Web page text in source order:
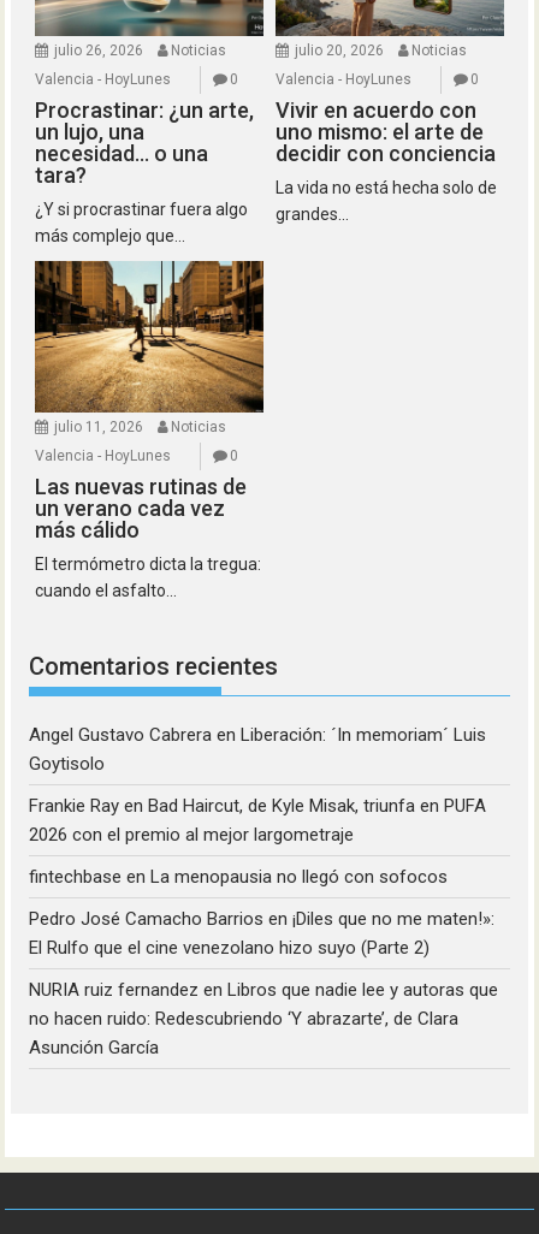
julio 26, 2026
Noticias
Valencia - HoyLunes
0
Procrastinar: ¿un arte,
un lujo, una
necesidad… o una
tara?
¿Y si procrastinar fuera algo
más complejo que...
julio 20, 2026
Noticias
Valencia - HoyLunes
0
Vivir en acuerdo con
uno mismo: el arte de
decidir con conciencia
La vida no está hecha solo de
grandes...
julio 11, 2026
Noticias
Valencia - HoyLunes
0
Las nuevas rutinas de
un verano cada vez
más cálido
El termómetro dicta la tregua:
cuando el asfalto...
Comentarios recientes
Angel Gustavo Cabrera enLiberación: ´In memoriam´ Luis
Goytisolo
Frankie Ray enBad Haircut, de Kyle Misak, triunfa en PUFA
2026 con el premio al mejor largometraje
fintechbase enLa menopausia no llegó con sofocos
Pedro José Camacho Barrios en¡Diles que no me maten!»:
El Rulfo que el cine venezolano hizo suyo (Parte 2)
NURIA ruiz fernandez enLibros que nadie lee y autoras que
no hacen ruido: Redescubriendo ‘Y abrazarte’, de Clara
Asunción García